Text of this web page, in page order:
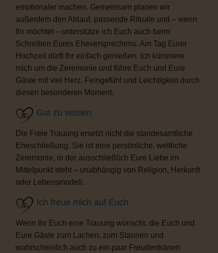
emotionaler machen. Gemeinsam planen wir
außerdem den Ablauf, passende Rituale und – wenn
Ihr möchtet – unterstütze ich Euch auch beim
Schreiben Eures Eheversprechens. Am Tag Eurer
Hochzeit dürft Ihr einfach genießen. Ich kümmere
mich um die Zeremonie und führe Euch und Eure
Gäste mit viel Herz, Feingefühl und Leichtigkeit durch
diesen besonderen Moment.
Gut zu wissen
Die Freie Trauung ersetzt nicht die standesamtliche
Eheschließung. Sie ist eine persönliche, weltliche
Zeremonie, in der ausschließlich Eure Liebe im
Mittelpunkt steht – unabhängig von Religion, Herkunft
oder Lebensmodell.
Ich freue mich auf Euch
Wenn Ihr Euch eine Trauung wünscht, die Euch und
Eure Gäste zum Lachen, zum Staunen und
wahrscheinlich auch zu ein paar Freudentränen